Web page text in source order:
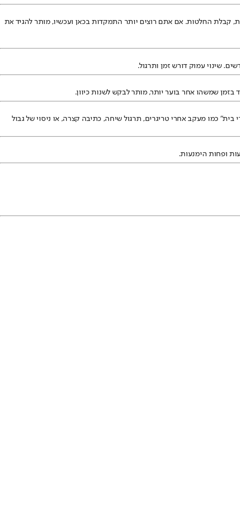
קבלת החלטות. אם אתם רוצים יותר התמקדות בכאן ועכשיו, מותר להגיד את
שינוי עמוק דורש זמן ותרגול.
שמשהו אחר בוער יותר, מותר לבקש לשנות כיוון.
בית" כמו מעקב אחרי טריגרים, תרגול שיחה, כתיבה קצרה, או ניסוי של גבול
ופחות הימנעות.